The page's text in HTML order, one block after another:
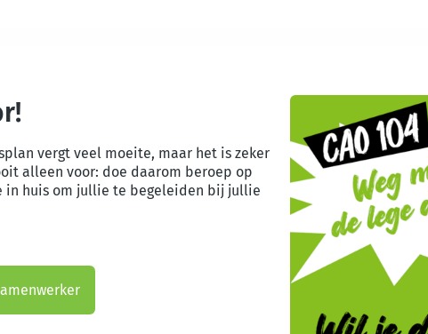
vergt veel moeite, maar het is zeker
alleen voor: doe daarom beroep op
in huis om jullie te begeleiden bij jullie